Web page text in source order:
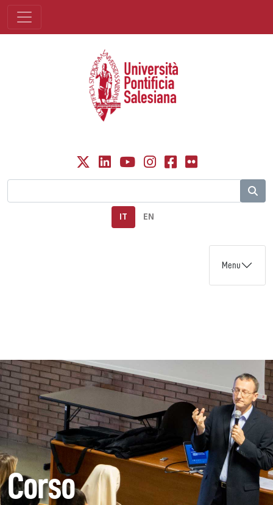
IT EN
Menu
Corso